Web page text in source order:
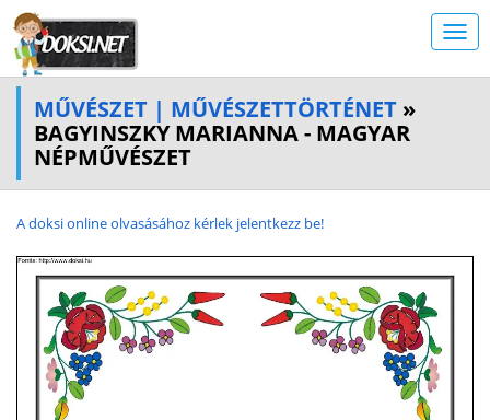
MŰVÉSZET | MŰVÉSZETTÖRTÉNET »
BAGYINSZKY MARIANNA - MAGYAR
NÉPMŰVÉSZET
A doksi online olvasásához kérlek jelentkezz be!